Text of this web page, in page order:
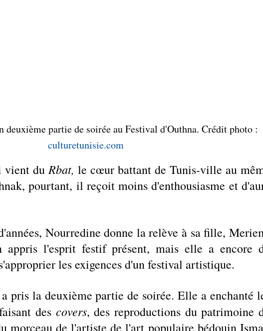
deuxième partie de soirée au Festival d'Outhna. Crédit photo :
culturetunisie.com
vient du Rbat, le cœur battant de Tunis-ville au
pourtant, il reçoit moins d'enthousiasme et
Nourredine donne la relève à sa fille,
l'esprit festif présent, mais elle a encore
les exigences d'un festival artistique.
pris la deuxième partie de soirée. Elle a enchanté
des covers, des reproductions du patrimoine
morceau de l'artiste de l'art populaire bédouin